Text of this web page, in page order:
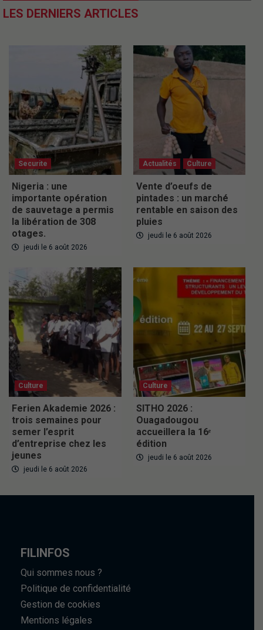
LES DERNIERS ARTICLES
Securite
Nigeria : une
importante opération
de sauvetage a permis
la libération de 308
otages.
jeudi le 6 août 2026
Actualités Culture
Vente d’oeufs de
pintades : un marché
rentable en saison des
pluies
jeudi le 6 août 2026
Culture
Ferien Akademie 2026 :
trois semaines pour
semer l’esprit
d’entreprise chez les
jeunes
jeudi le 6 août 2026
Culture
SITHO 2026 :
Ouagadougou
accueillera la 16ᵉ
édition
jeudi le 6 août 2026
FILINFOS
Qui sommes nous ?
Politique de confidentialité
Gestion de cookies
Mentions légales